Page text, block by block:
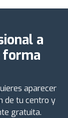
a
forma
aparecer
de tu centro y
gratuita.